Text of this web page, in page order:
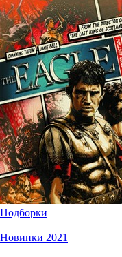
Подборки
|
Новинки 2021
|